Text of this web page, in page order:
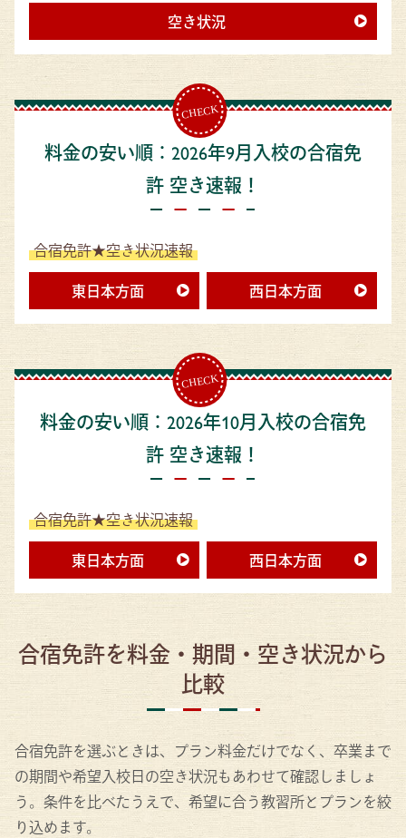
空き状況
料金の安い順：2026年9月入校の合宿免
許 空き速報！
合宿免許★空き状況速報
東日本方面
西日本方面
料金の安い順：2026年10月入校の合宿免
許 空き速報！
合宿免許★空き状況速報
東日本方面
西日本方面
合宿免許を料金・期間・空き状況から
比較
合宿免許を選ぶときは、プラン料金だけでなく、卒業まで
の期間や希望入校日の空き状況もあわせて確認しましょ
う。条件を比べたうえで、希望に合う教習所とプランを絞
り込めます。